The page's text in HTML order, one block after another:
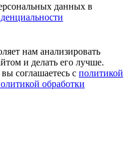
данных в
нам анализировать
и делать его лучше.
соглашаетесь с политикой
обработки